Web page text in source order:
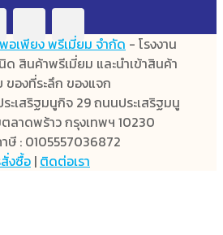
อเพียง พรีเมี่ยม จำกัด - โรงงาน
ด สินค้าพรีเมี่ยม และนำเข้าสินค้า
ของที่ระลึก ของแจก
ะเสริฐมนูกิจ 29 ถนนประเสริฐมนู
ลาดพร้าว กรุงเทพฯ 10230
ษี : 0105557036872
งซื้อ | ติดต่อเรา